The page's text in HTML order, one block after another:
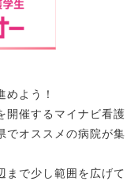
よう！
開催するマイナビ看護
でオススメの病院が集
まで少し範囲を広げて